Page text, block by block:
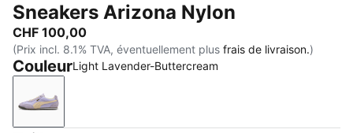
Sneakers Arizona Nylon
CHF 100,00
(Prix incl. 8.1% TVA, éventuellement plus frais de livraison.)
CouleurLight Lavender-Buttercream
Light Lavender-Buttercream